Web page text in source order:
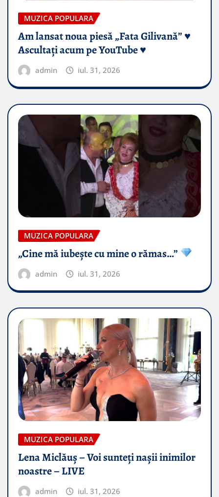
MUZICA POPULARA
Am lansat noua piesă „Fata Gilivană” ♥️
Ascultați acum pe YouTube ♥️
admin iul. 31, 2026
MUZICA POPULARA
„Cine mă iubește cu mine o rămas…”
admin iul. 31, 2026
MUZICA POPULARA
Lena Miclăuș – Voi sunteți nașii inimilor
noastre – LIVE
admin iul. 31, 2026